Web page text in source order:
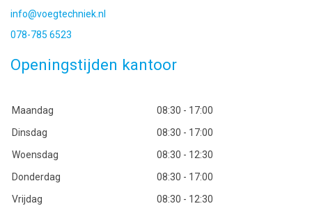
info@voegtechniek.nl
078-785 6523
Openingstijden kantoor
Maandag
08:30 - 17:00
Dinsdag
08:30 - 17:00
Woensdag
08:30 - 12:30
Donderdag
08:30 - 17:00
Vrijdag
08:30 - 12:30